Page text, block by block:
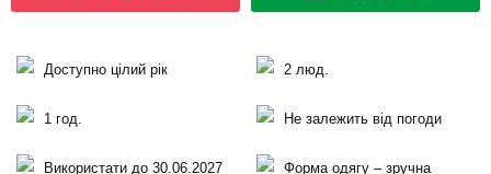
Доступно цілий рік 2 люд.
1 год. Не залежить від погоди
Використати до 30.06.2027 Форма одягу – зручна